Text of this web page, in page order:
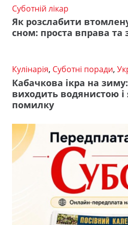
Суботній лікар
Як розслабити
сном: проста вправа та
Кулінарія, Суботні поради,
Кабачкова ікра на
виходить водянистою
помилку